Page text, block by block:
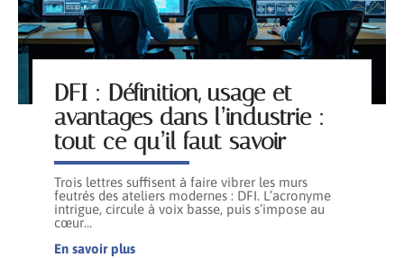
DFI : Définition, usage et
avantages dans l’industrie :
tout ce qu’il faut savoir
Trois lettres suffisent à faire vibrer les murs
feutrés des ateliers modernes : DFI. L’acronyme
intrigue, circule à voix basse, puis s’impose au
cœur…
En savoir plus